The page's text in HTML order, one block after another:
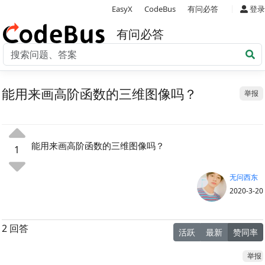
EasyX CodeBus 有问必答 登录
有问必答
举报
能用来画高阶函数的三维图像吗？
1 能用来画高阶函数的三维图像吗？
无问西东
2020-3-20
2 回答 活跃 最新 赞同率
举报